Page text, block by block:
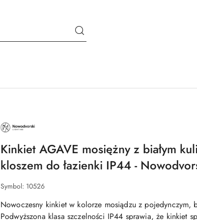
NAZWA
PRODUCENTA:
LIGHTING
Kinkiet AGAVE mosiężny z białym
kloszem do łazienki IP44 -
Symbol: 10526
Nowoczesny kinkiet w kolorze mosiądzu z pojedynczym,
Podwyższona klasa szczelności IP44 sprawia, że kinkiet